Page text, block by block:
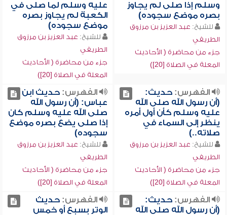
وسلم إذا صلى لم يجاوز
بصره موضع سجوده)
للشيخ: عبد العزيز بن مرزوق
الطريفي
جزء من محاضرة ( الأحاديث
المعلة في الصلاة [20])
عليه وسلم لما صلى في
الكعبة لم يجاوز بصره
موضع سجوده)
للشيخ: عبد العزيز بن مرزوق
الطريفي
جزء من محاضرة ( الأحاديث
المعلة في الصلاة [20])
الفهرس:حديث:
(أن رسول الله صلى الله
عليه وسلم كأن أول أمره
ينظر إلى السماء في
صلاته..)
للشيخ: عبد العزيز بن مرزوق
الطريفي
جزء من محاضرة ( الأحاديث
المعلة في الصلاة [20])
الفهرس:حديث ابن
عباس: (أن رسول الله
صلى الله عليه وسلم كان
إذا صلى يضع بصره موضع
سجوده)
للشيخ: عبد العزيز بن مرزوق
الطريفي
جزء من محاضرة ( الأحاديث
المعلة في الصلاة [20])
الفهرس:حديث:
(أن رسول الله صلى الله
الفهرس:حديث
الوتر بسبع أو خمس